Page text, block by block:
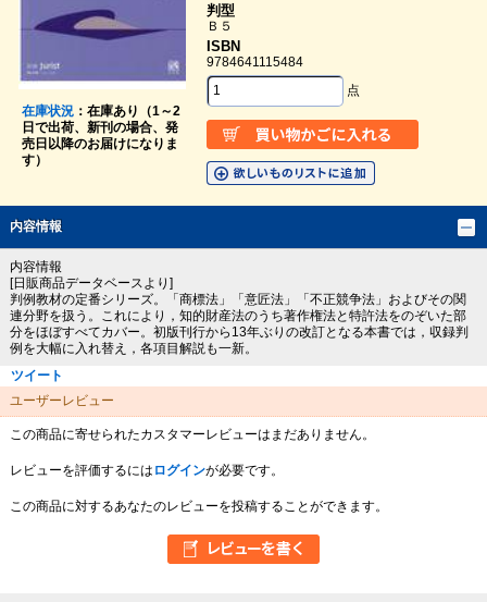
在庫状況：在庫あり（1～2
日で出荷、新刊の場合、発
売日以降のお届けになりま
す）
判型
Ｂ５
ISBN
9784641115484
点
内容情報
内容情報
[日販商品データベースより]
判例教材の定番シリーズ。「商標法」「意匠法」「不正競争法」およびその関
連分野を扱う。これにより，知的財産法のうち著作権法と特許法をのぞいた部
分をほぼすべてカバー。初版刊行から13年ぶりの改訂となる本書では，収録判
例を大幅に入れ替え，各項目解説も一新。
ツイート
ユーザーレビュー
この商品に寄せられたカスタマーレビューはまだありません。
レビューを評価するには ログインが必要です。
この商品に対するあなたのレビューを投稿することができます。